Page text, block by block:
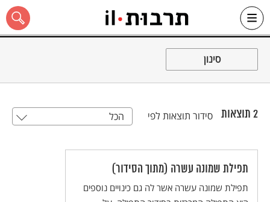
Skip
כל האתר
סינון
2 תוצאות סידור תוצאות לפי הכל
תפילת שמונה עשרה (מתוך הסידור)
תפילת שמונה עשרה אשר לה גם כינויים נוספים